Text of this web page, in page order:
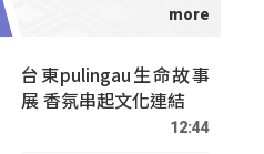
台東pulingau生命故事
展 香氛串起文化連結
12:44